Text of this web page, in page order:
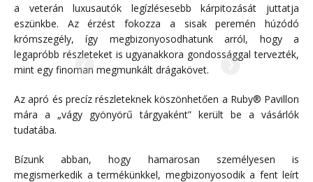
a veterán luxusautók legízlésesebb kárpitozását juttatja
eszünkbe. Az érzést fokozza a sisak peremén húzódó
krómszegély, így megbizonyosodhatunk arról, hogy a
legapróbb részleteket is ugyanakkora gondossággal tervezték,
mint egy finoman megmunkált drágakövet.
Az apró és precíz részleteknek köszönhetően a Ruby® Pavillon
mára a „vágy gyönyörű tárgyaként” került be a vásárlók
tudatába.
Bízunk abban, hogy hamarosan személyesen is
megismerkedik a termékünkkel, megbizonyosodik a fent leírt